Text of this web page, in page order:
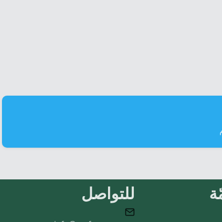
للتواصل